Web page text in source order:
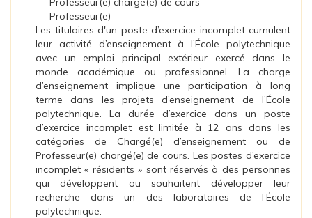
Professeur(e)
Les titulaires d'un poste d’exercice incomplet cumulent
leur activité d’enseignement à l’École polytechnique
avec un emploi principal extérieur exercé dans le
monde académique ou professionnel. La charge
d’enseignement implique une participation à long
terme dans les projets d’enseignement de l’École
polytechnique. La durée d’exercice dans un poste
d’exercice incomplet est limitée à 12 ans dans les
catégories de Chargé(e) d’enseignement ou de
Professeur(e) chargé(e) de cours. Les postes d’exercice
incomplet « résidents » sont réservés à des personnes
qui développent ou souhaitent développer leur
recherche dans un des laboratoires de l’École
polytechnique.